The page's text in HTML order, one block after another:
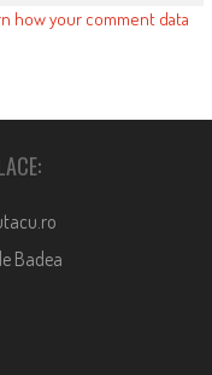
how your comment data
Badea